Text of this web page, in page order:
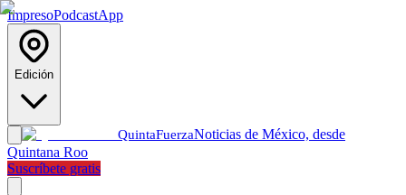
ImpresoPodcastApp
Edición
QuintaFuerzaNoticias de México, desde
Quintana Roo
Suscríbete gratis